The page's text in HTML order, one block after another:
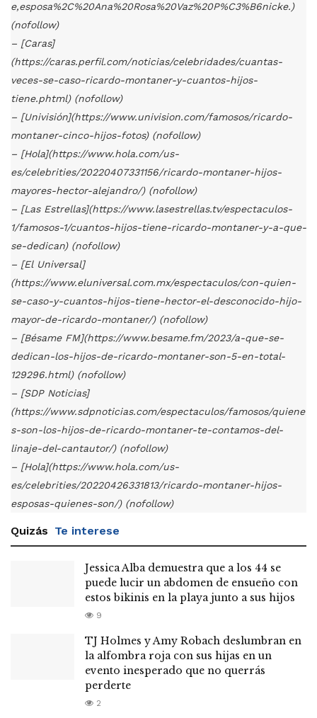
e,esposa%2C%20Ana%20Rosa%20Vaz%20P%C3%B6nicke.)
(nofollow)
– [Caras]
(https://caras.perfil.com/noticias/celebridades/cuantas-
veces-se-caso-ricardo-montaner-y-cuantos-hijos-
tiene.phtml) (nofollow)
– [Univisión](https://www.univision.com/famosos/ricardo-
montaner-cinco-hijos-fotos) (nofollow)
– [Hola](https://www.hola.com/us-
es/celebrities/20220407331156/ricardo-montaner-hijos-
mayores-hector-alejandro/) (nofollow)
– [Las Estrellas](https://www.lasestrellas.tv/espectaculos-
1/famosos-1/cuantos-hijos-tiene-ricardo-montaner-y-a-que-
se-dedican) (nofollow)
– [El Universal]
(https://www.eluniversal.com.mx/espectaculos/con-quien-
se-caso-y-cuantos-hijos-tiene-hector-el-desconocido-hijo-
mayor-de-ricardo-montaner/) (nofollow)
– [Bésame FM](https://www.besame.fm/2023/a-que-se-
dedican-los-hijos-de-ricardo-montaner-son-5-en-total-
129296.html) (nofollow)
– [SDP Noticias]
(https://www.sdpnoticias.com/espectaculos/famosos/quiene
s-son-los-hijos-de-ricardo-montaner-te-contamos-del-
linaje-del-cantautor/) (nofollow)
– [Hola](https://www.hola.com/us-
es/celebrities/20220426331813/ricardo-montaner-hijos-
esposas-quienes-son/) (nofollow)
Quizás Te interese
Jessica Alba demuestra que a los 44 se
puede lucir un abdomen de ensueño con
estos bikinis en la playa junto a sus hijos
9
TJ Holmes y Amy Robach deslumbran en
la alfombra roja con sus hijas en un
evento inesperado que no querrás
perderte
2